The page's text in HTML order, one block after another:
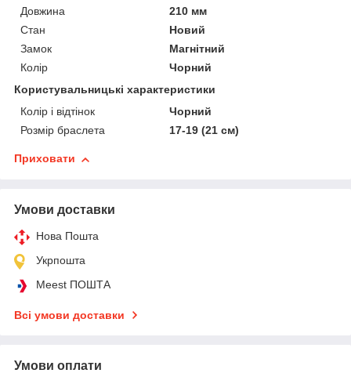
Довжина
210 мм
Стан
Новий
Замок
Магнітний
Колір
Чорний
Користувальницькі характеристики
Колір і відтінок
Чорний
Розмір браслета
17-19 (21 см)
Приховати
Умови доставки
Нова Пошта
Укрпошта
Meest ПОШТА
Всі умови доставки
Умови оплати